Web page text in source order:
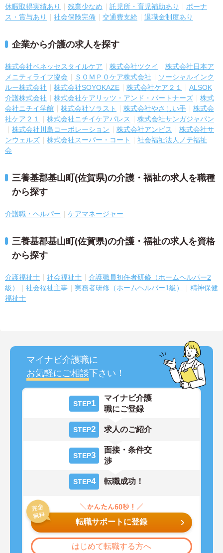
休暇取得実績あり
残業少なめ 託児所・育児補助あり
ボーナ
ス・賞与あり
社会保険完備 交通費支給 退職金制度あり
企業から介護の求人を探す
株式会社ベネッセスタイルケア 株式会社ツクイ
株式会社日本ア
メニティライフ協会
ＳＯＭＰＯケア株式会社
ソーシャルインク
ルー株式会社
株式会社SOYOKAZE 株式会社ケア２１
ALSOK
介護株式会社
株式会社ケアリッツ・アンド・パートナーズ
株式
会社ニチイ学館
株式会社ソラスト 株式会社やさしい手
株式会
社ケア２１
株式会社ニチイケアパレス
株式会社サンガジャパン
株式会社川島コーポレーション
株式会社アンビス
株式会社サ
ンウェルズ
株式会社スーパー・コート
社会福祉法人ノテ福祉
会
三養基郡基山町(佐賀県)の介護・福祉の求人を職種
から探す
介護職・ヘルパー ケアマネージャー
三養基郡基山町(佐賀県)の介護・福祉の求人を資格
から探す
介護福祉士 社会福祉士
介護職員初任者研修（ホームヘルパー2
級）
社会福祉主事 実務者研修（ホームヘルパー1級）
精神保健
福祉士
マイナビ介護職に
お気軽にご相談下さい！
STEP1
マイナビ介護
職にご登録
STEP2 求人のご紹介
STEP3
面接・条件交
渉
STEP4 転職成功！
転職サポートに登録
はじめて転職する方へ